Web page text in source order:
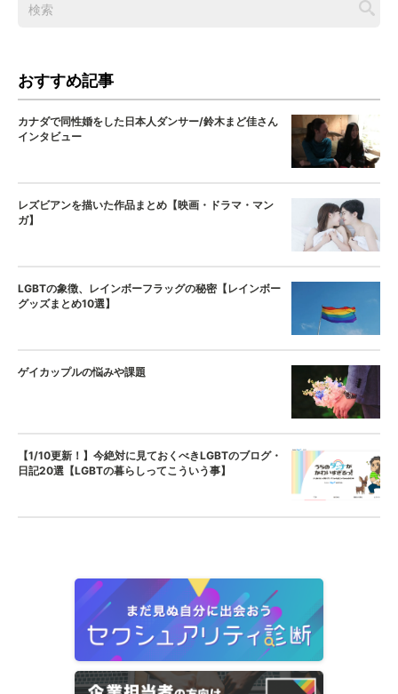
おすすめ記事
カナダで同性婚をした日本人ダンサー/鈴木まど佳さん
インタビュー
レズビアンを描いた作品まとめ【映画・ドラマ・マン
ガ】
LGBTの象徴、レインボーフラッグの秘密【レインボー
グッズまとめ10選】
ゲイカップルの悩みや課題
【1/10更新！】今絶対に見ておくべきLGBTのブログ・
日記20選【LGBTの暮らしってこういう事】